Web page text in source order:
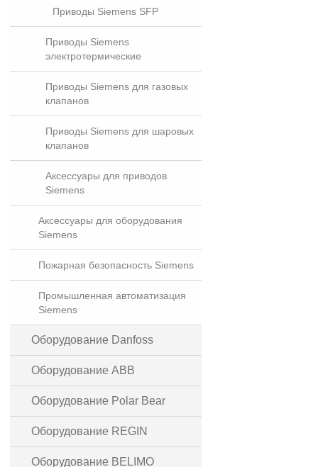
Приводы Siemens SFP
Приводы Siemens
электротермические
Приводы Siemens для газовых
клапанов
Приводы Siemens для шаровых
клапанов
Аксессуары для приводов
Siemens
Аксессуары для оборудования
Siemens
Пожарная безопасность Siemens
Промышленная автоматизация
Siemens
Оборудование Danfoss
Оборудование ABB
Оборудование Polar Bear
Оборудование REGIN
Оборудование BELIMO